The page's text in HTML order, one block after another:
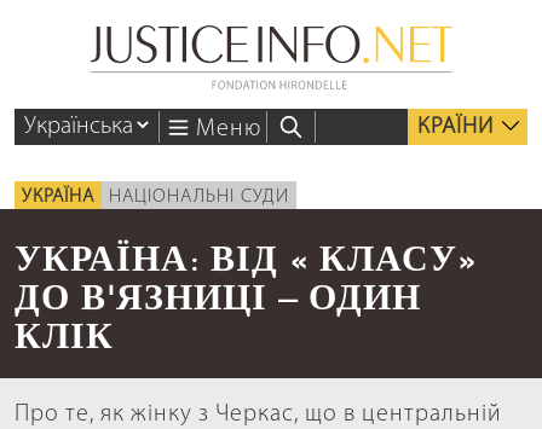
Меню КРАЇНИ
УКРАЇНА НАЦІОНАЛЬНІ СУДИ
УКРАЇНА: ВІД « КЛАСУ»
ДО В'ЯЗНИЦІ – ОДИН
КЛІК
Про те, як жінку з Черкас, що в центральній